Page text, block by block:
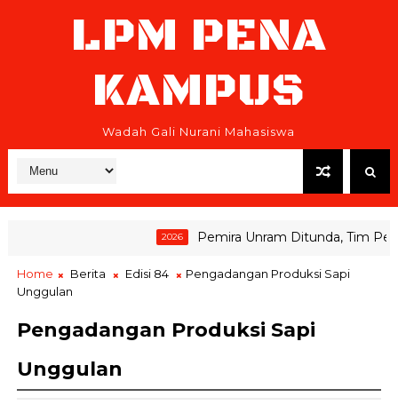
LPM PENA
KAMPUS
Wadah Gali Nurani Mahasiswa
Pemira Unram Ditunda, Tim
Home Berita Edisi 84
Pengadangan Produksi Sapi
Unggulan
Pengadangan Produksi Sapi
Unggulan